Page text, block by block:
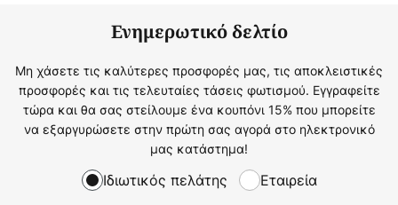
Ενημερωτικό δελτίο
Μη χάσετε τις καλύτερες προσφορές μας, τις αποκλειστικές
προσφορές και τις τελευταίες τάσεις φωτισμού. Εγγραφείτε
τώρα και θα σας στείλουμε ένα κουπόνι 15% που μπορείτε
να εξαργυρώσετε στην πρώτη σας αγορά στο ηλεκτρονικό
μας κατάστημα!
Ιδιωτικός πελάτης Εταιρεία